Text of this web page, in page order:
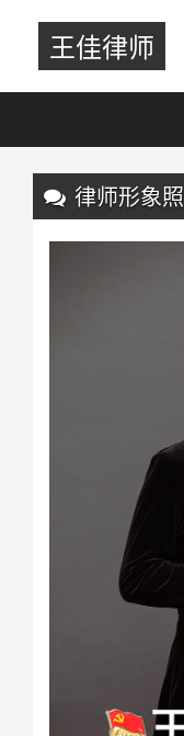
王佳律师
律师形象照